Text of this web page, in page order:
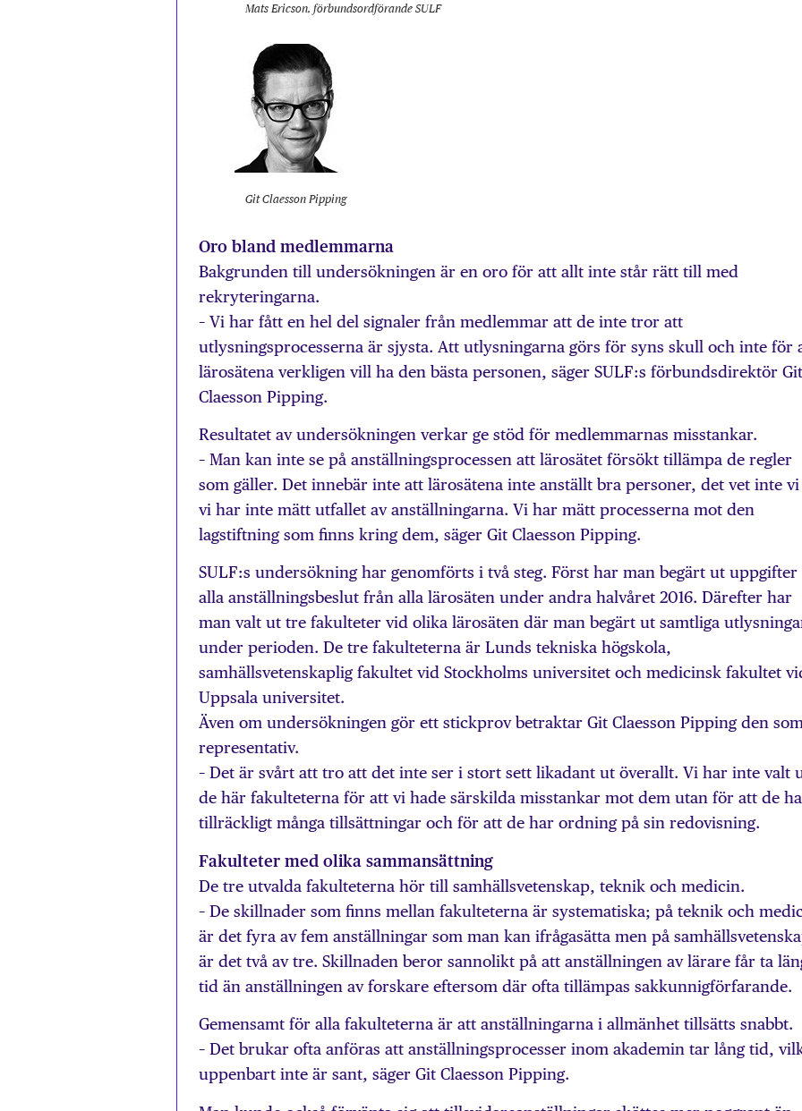
Mats Ericson, förbundsordförande SULF
Git Claesson Pipping
Oro bland medlemmarna
Bakgrunden till undersökningen är en oro för att allt inte står rätt till med
rekryteringarna.
– Vi har fått en hel del signaler från medlemmar att de inte tror att
utlysningsprocesserna är sjysta. Att utlysningarna görs för syns skull och inte för
lärosätena verkligen vill ha den bästa personen, säger SULF:s förbundsdirektör Git
Claesson Pipping.
Resultatet av undersökningen verkar ge stöd för medlemmarnas misstankar.
– Man kan inte se på anställningsprocessen att lärosätet försökt tillämpa de regler
som gäller. Det innebär inte att lärosätena inte anställt bra personer, det vet inte
vi har inte mätt utfallet av anställningarna. Vi har mätt processerna mot den
lagstiftning som finns kring dem, säger Git Claesson Pipping.
SULF:s undersökning har genomförts i två steg. Först har man begärt ut uppgifter
alla anställningsbeslut från alla lärosäten under andra halvåret 2016. Därefter har
man valt ut tre fakulteter vid olika lärosäten där man begärt ut samtliga
under perioden. De tre fakulteterna är Lunds tekniska högskola,
samhällsvetenskaplig fakultet vid Stockholms universitet och medicinsk fakultet
Uppsala universitet.
Även om undersökningen gör ett stickprov betraktar Git Claesson Pipping den
representativ.
– Det är svårt att tro att det inte ser i stort sett likadant ut överallt. Vi har inte valt
de här fakulteterna för att vi hade särskilda misstankar mot dem utan för att de
tillräckligt många tillsättningar och för att de har ordning på sin redovisning.
Fakulteter med olika sammansättning
De tre utvalda fakulteterna hör till samhällsvetenskap, teknik och medicin.
– De skillnader som finns mellan fakulteterna är systematiska; på teknik och
är det fyra av fem anställningar som man kan ifrågasätta men på
är det två av tre. Skillnaden beror sannolikt på att anställningen av lärare får ta
tid än anställningen av forskare eftersom där ofta tillämpas sakkunnigförfarande.
Gemensamt för alla fakulteterna är att anställningarna i allmänhet tillsätts snabbt.
– Det brukar ofta anföras att anställningsprocesser inom akademin tar lång tid,
uppenbart inte är sant, säger Git Claesson Pipping.